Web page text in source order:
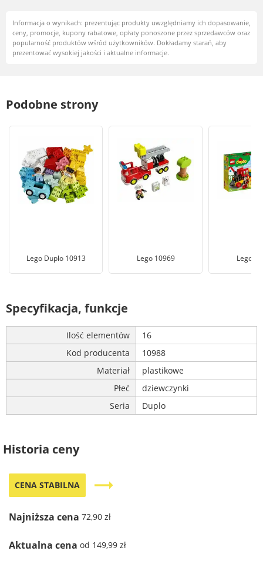
Informacja o wynikach: prezentując produkty uwzględniamy ich dopasowanie,
ceny, promocje, kupony rabatowe, opłaty ponoszone przez sprzedawców oraz
popularność produktów wśród użytkowników. Dokładamy starań, aby
prezentować wysokiej jakości i aktualne informacje.
Podobne strony
Lego Duplo 10913 Lego 10969 Lego
Specyfikacja, funkcje
Ilość elementów
16
Kod producenta
10988
Materiał
plastikowe
Płeć
dziewczynki
Seria
Duplo
Historia ceny
CENA STABILNA trending_flat
Najniższa cena 72,90 zł
Aktualna cena od 149,99 zł